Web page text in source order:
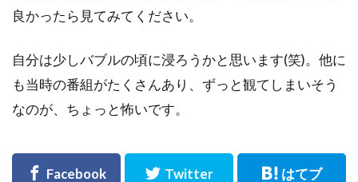
良かったら見てみてください。
自分は少しバブルの頃に浸ろうかと思います(笑)。他に
も当時の番組がたくさんあり、ずっと観てしまいそう
なのが、ちょっと怖いです。